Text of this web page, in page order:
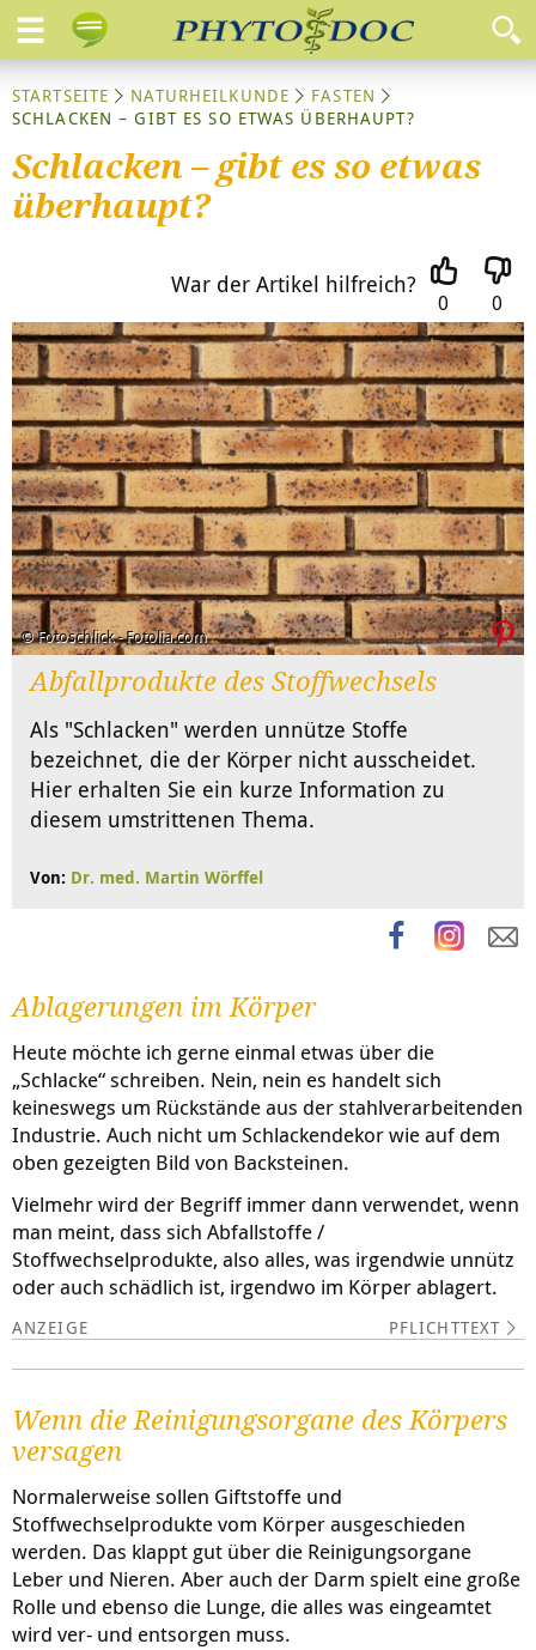
STARTSEITE NATURHEILKUNDE
FASTEN
SCHLACKEN – GIBT ES SO ETWAS ÜBERHAUPT?
Schlacken – gibt es so etwas
überhaupt?
War der Artikel hilfreich?
0 0
© Fotoschlick - Fotolia.com
Abfallprodukte des Stoffwechsels
Als "Schlacken" werden unnütze Stoffe
bezeichnet, die der Körper nicht ausscheidet.
Hier erhalten Sie ein kurze Information zu
diesem umstrittenen Thema.
Von: Dr. med. Martin Wörffel
Ablagerungen im Körper
Heute möchte ich gerne einmal etwas über die
„Schlacke“ schreiben. Nein, nein es handelt sich
keineswegs um Rückstände aus der stahlverarbeitenden
Industrie. Auch nicht um Schlackendekor wie auf dem
oben gezeigten Bild von Backsteinen.
Vielmehr wird der Begriff immer dann verwendet, wenn
man meint, dass sich Abfallstoffe /
Stoffwechselprodukte, also alles, was irgendwie unnütz
oder auch schädlich ist, irgendwo im Körper ablagert.
PFLICHTTEXT
Wenn die Reinigungsorgane des Körpers
versagen
Normalerweise sollen Giftstoffe und
Stoffwechselprodukte vom Körper ausgeschieden
werden. Das klappt gut über die Reinigungsorgane
Leber und Nieren. Aber auch der Darm spielt eine große
Rolle und ebenso die Lunge, die alles was eingeamtet
wird ver- und entsorgen muss.